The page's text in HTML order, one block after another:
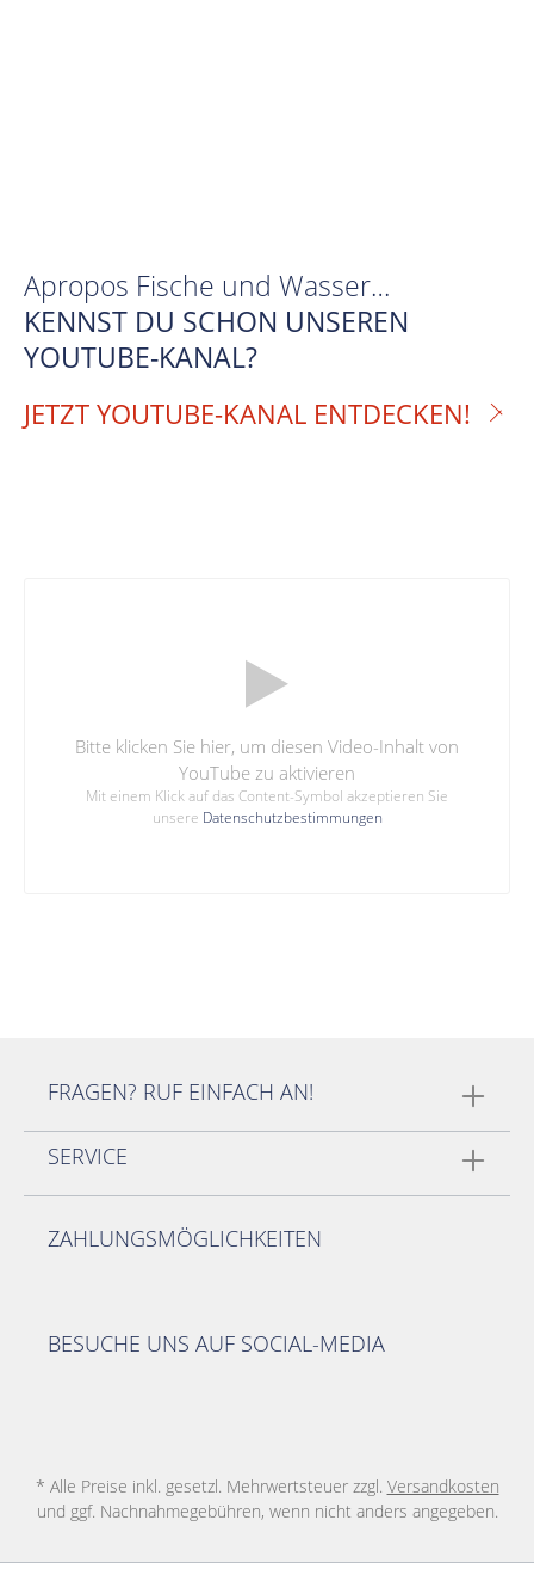
Apropos Fische und Wasser…
KENNST DU SCHON UNSEREN
YOUTUBE-KANAL?
JETZT YOUTUBE-KANAL ENTDECKEN!
Bitte klicken Sie hier, um diesen Video-Inhalt von
YouTube zu aktivieren
Mit einem Klick auf das Content-Symbol akzeptieren Sie
unsere Datenschutzbestimmungen
FRAGEN? RUF EINFACH AN!
SERVICE
ZAHLUNGSMÖGLICHKEITEN
BESUCHE UNS AUF SOCIAL-MEDIA
* Alle Preise inkl. gesetzl. Mehrwertsteuer zzgl. Versandkosten
und ggf. Nachnahmegebühren, wenn nicht anders angegeben.